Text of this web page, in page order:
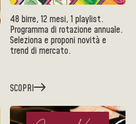
48 birre, 12 mesi, 1 playlist.
Programma di rotazione annuale.
Seleziona e proponi novità e
trend di mercato.
SCOPRI